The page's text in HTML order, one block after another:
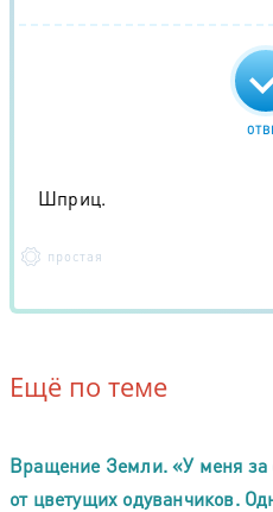
Шприц.
простая
Ещё по теме
Вращение Земли. «У меня за
от цветущих одуванчиков.